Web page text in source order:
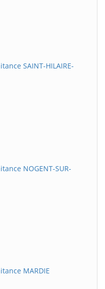
SAINT-HILAIRE-
NOGENT-SUR-
MARDIE